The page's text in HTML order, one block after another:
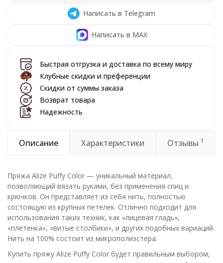
Написать в Telegram
Написать в MAX
Быстрая отгрузка и доставка по всему миру
Клубные скидки и преференции
Скидки от суммы заказа
Возврат товара
Надежность
Описание Характеристики Отзывы 1
Пряжа Alize Puffy Color — уникальный материал,
позволяющий вязать руками, без применения спиц и
крючков. Он представляет из себя нить, полностью
состоящую из крупных петелек. Отлично подходит для
использования таких техник, как «лицевая гладь»,
«плетенка», «витые столбики», и других подобных вариаций.
Нить на 100% состоит из микрополиэстера.
Купить пряжу Alize Puffy Color будет правильным выбором,